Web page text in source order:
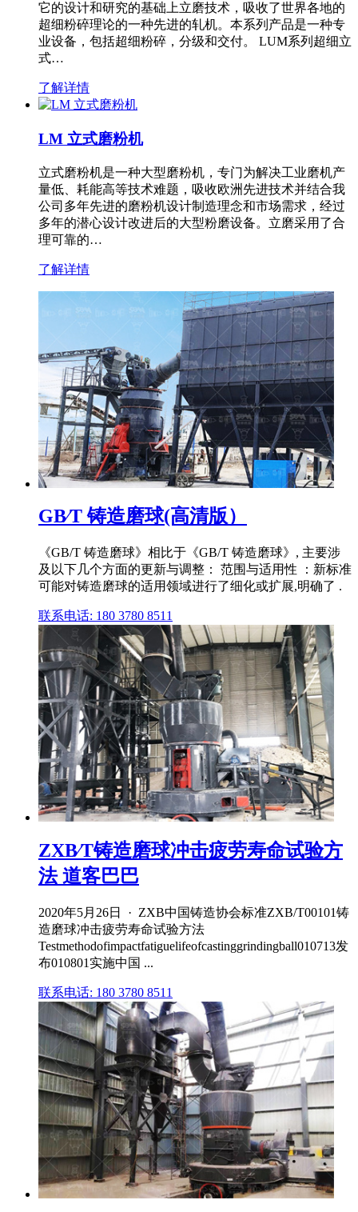
它的设计和研究的基础上立磨技术，吸收了世界各地的
超细粉碎理论的一种先进的轧机。本系列产品是一种专
业设备，包括超细粉碎，分级和交付。 LUM系列超细立
式…
了解详情
LM 立式磨粉机
立式磨粉机是一种大型磨粉机，专门为解决工业磨机产
量低、耗能高等技术难题，吸收欧洲先进技术并结合我
公司多年先进的磨粉机设计制造理念和市场需求，经过
多年的潜心设计改进后的大型粉磨设备。立磨采用了合
理可靠的…
了解详情
GB∕T 铸造磨球(高清版）
《GB/T 铸造磨球》相比于《GB/T 铸造磨球》, 主要涉
及以下几个方面的更新与调整： 范围与适用性 ：新标准
可能对铸造磨球的适用领域进行了细化或扩展,明确了 .
联系电话: 180 3780 8511
ZXB∕T铸造磨球冲击疲劳寿命试验方
法 道客巴巴
2020年5月26日 · ZXB中国铸造协会标准ZXB/T00101铸
造磨球冲击疲劳寿命试验方法
Testmethodofimpactfatiguelifeofcastinggrindingball010713发
布010801实施中国 ...
联系电话: 180 3780 8511